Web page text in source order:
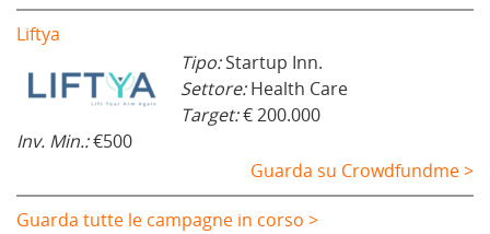
Liftya
Tipo:Startup Inn.
Settore:Health Care
Target:€ 200.000
Inv. Min.:€500
Guarda su Crowdfundme >
Guarda tutte le campagne in corso >